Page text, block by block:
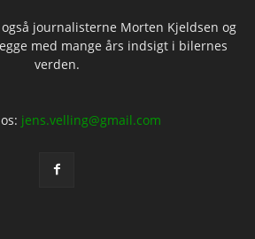
journalisterne Morten Kjeldsen og
med mange års indsigt i bilernes
verden.
jens.velling@gmail.com